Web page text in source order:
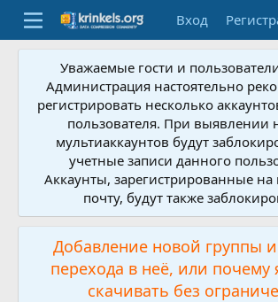
Вход
Уважаемые гости и
Администрация настоятельно
регистрировать несколько
пользователя. При выявлении
мультиаккаунтов будут
учетные записи данного
Аккаунты, зарегистрированные
почту, будут также
Добавление новой группы
перехода в неё, или почему
скачивать без